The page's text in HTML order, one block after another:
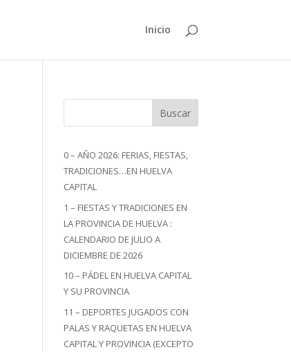
Inicio
Buscar
0 – AÑO 2026: FERIAS, FIESTAS,
TRADICIONES…EN HUELVA
CAPITAL
1 – FIESTAS Y TRADICIONES EN
LA PROVINCIA DE HUELVA :
CALENDARIO DE JULIO A
DICIEMBRE DE 2026
10 – PÁDEL EN HUELVA CAPITAL
Y SU PROVINCIA
11 – DEPORTES JUGADOS CON
PALAS Y RAQUETAS EN HUELVA
CAPITAL Y PROVINCIA (EXCEPTO